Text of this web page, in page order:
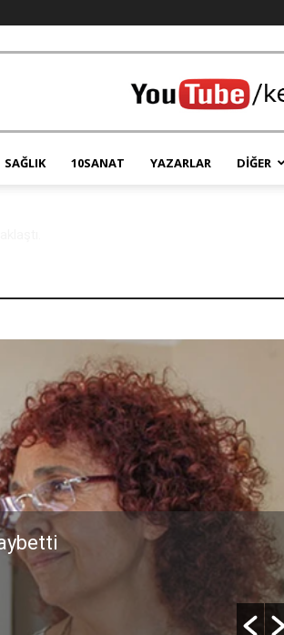
SAĞLIK 10SANAT YAZARLAR DIĞER
daha yaklaştı.